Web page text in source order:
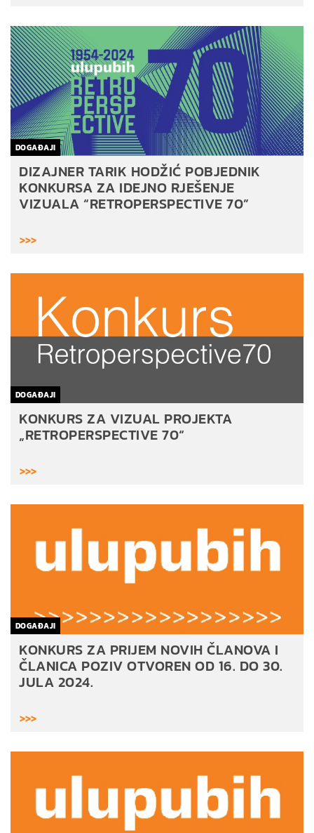
DOGAĐAJI
DIZAJNER TARIK HODŽIĆ POBJEDNIK
KONKURSA ZA IDEJNO RJEŠENJE
VIZUALA “RETROPERSPECTIVE 70”
>>>
DOGAĐAJI
KONKURS ZA VIZUAL PROJEKTA
„RETROPERSPECTIVE 70“
>>>
DOGAĐAJI
KONKURS ZA PRIJEM NOVIH ČLANOVA I
ČLANICA POZIV OTVOREN OD 16. DO 30.
JULA 2024.
>>>